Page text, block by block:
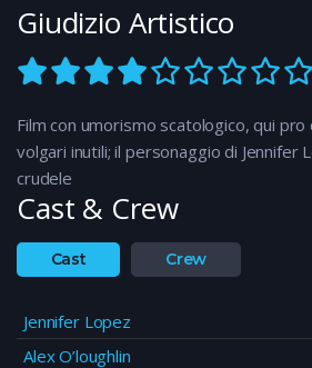
Giudizio Artistico
Film con umorismo scatologico, qui
volgari inutili; il personaggio di Jennifer
crudele
Cast & Crew
Cast Crew
Jennifer Lopez
Alex O’loughlin